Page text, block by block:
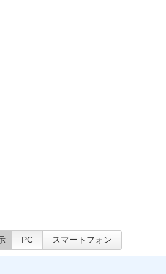
PC スマートフォン